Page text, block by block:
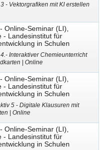
- Vektorgrafiken mit KI erstellen
- Online-Seminar (LI),
- Landesinstitut für
in Schulen
Interaktiver Chemieunterricht
| Online
- Online-Seminar (LI),
- Landesinstitut für
in Schulen
5 - Digitale Klausuren mit
| Online
- Online-Seminar (LI),
- Landesinstitut für
in Schulen